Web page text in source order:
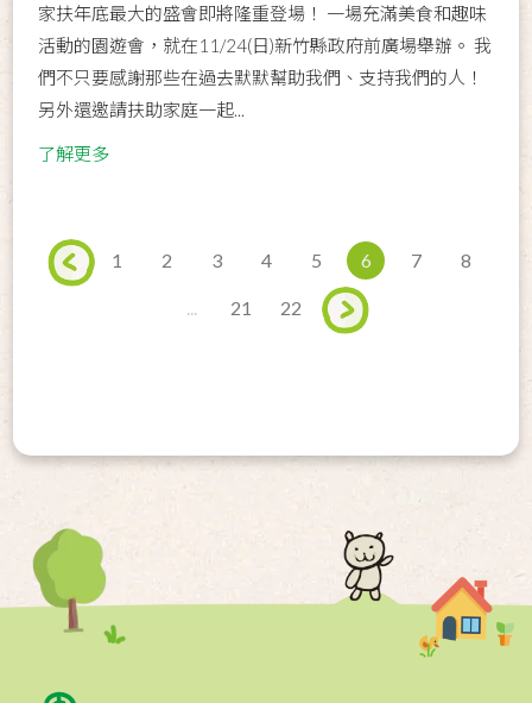
家扶年底最大的盛會即將隆重登場！ 一場充滿美食和趣味
活動的園遊會，就在11/24(日)新竹縣政府前廣場舉辦。 我
們不只要感謝那些在過去默默幫助我們、支持我們的人！
另外還邀請扶助家庭一起...
了解更多
1 2 3 4 5 6 7 8
21 22